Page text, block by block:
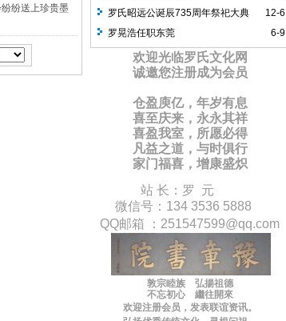
纷送上珍贵墨
12-6
罗氏昭远公诞辰735周年祭祀大典
6-9
罗晃浩任职东莞
欢迎光临罗氏文化网
诚邀您注册成为会员
仓盈庾亿，年岁有息
喜至庆来，永永其祥
喜盈我室，所愿必得
凡益之道，与时俱行
家门福喜，增康盛炽
站 长：罗 元
微信号：134 3536 5888
QQ邮箱 ： 251547599@qq.com
敦宗睦族 弘揚祖德
不忘初心 繼往開來
欢迎注册会员， 发表联谊资讯。